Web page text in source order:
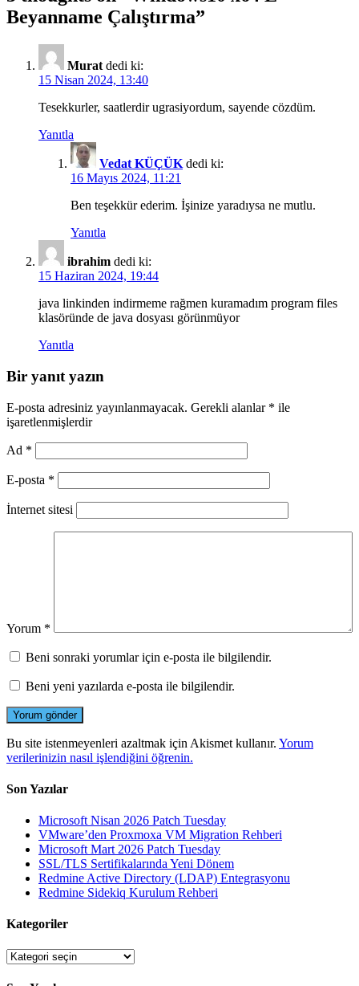
Beyanname Çalıştırma”
Murat dedi ki:
15 Nisan 2024, 13:40
Tesekkurler, saatlerdir ugrasiyordum, sayende cözdüm.
Yanıtla
Vedat KÜÇÜK dedi ki:
16 Mayıs 2024, 11:21
Ben teşekkür ederim. İşinize yaradıysa ne mutlu.
Yanıtla
ibrahim dedi ki:
15 Haziran 2024, 19:44
java linkinden indirmeme rağmen kuramadım program files
klasöründe de java dosyası görünmüyor
Yanıtla
Bir yanıt yazın
E-posta adresiniz yayınlanmayacak. Gerekli alanlar * ile
işaretlenmişlerdir
Ad *
E-posta *
İnternet sitesi
Yorum *
Beni sonraki yorumlar için e-posta ile bilgilendir.
Beni yeni yazılarda e-posta ile bilgilendir.
Bu site istenmeyenleri azaltmak için Akismet kullanır. Yorum
verilerinizin nasıl işlendiğini öğrenin.
Son Yazılar
Microsoft Nisan 2026 Patch Tuesday
VMware’den Proxmoxa VM Migration Rehberi
Microsoft Mart 2026 Patch Tuesday
SSL/TLS Sertifikalarında Yeni Dönem
Redmine Active Directory (LDAP) Entegrasyonu
Redmine Sidekiq Kurulum Rehberi
Kategoriler
Kategoriler